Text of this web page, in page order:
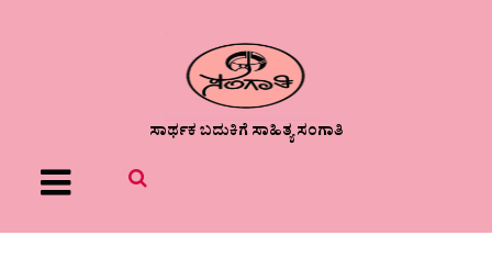
ಸಾರ್ಥಕ ಬದುಕಿಗೆ ಸಾಹಿತ್ಯ ಸಂಗಾತಿ
Menu